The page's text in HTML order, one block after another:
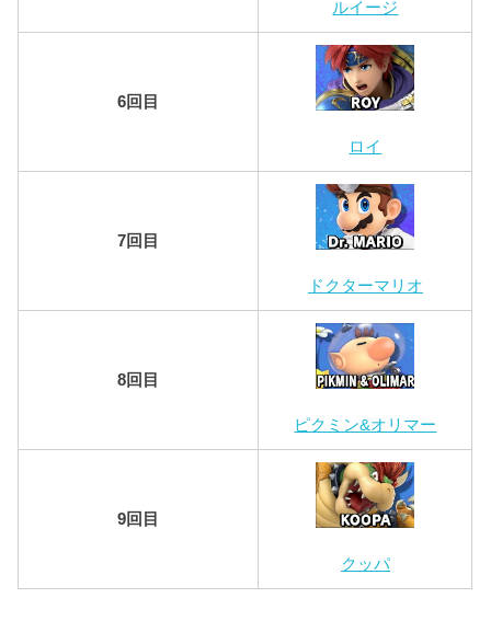
ルイージ
6回目
ロイ
7回目
ドクターマリオ
8回目
ピクミン&オリマー
9回目
クッパ